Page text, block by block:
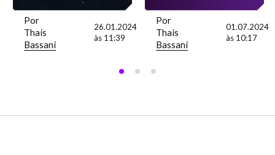
Por
Thais
Bassani
26.01.2024
às 11:39
Por
Thais
Bassani
01.07.2024
às 10:17